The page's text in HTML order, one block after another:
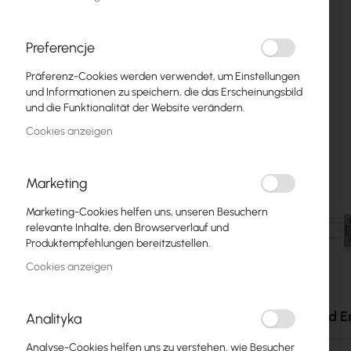
Switch
Zugangspunkte
Koaxialkabel
Power Supply
GPON
LAN-Kabel
LAN-Router
der
Zubehör und
Preferencje
Präferenz-Cookies werden verwendet, um Einstellungen
und Informationen zu speichern, die das Erscheinungsbild
und die Funktionalität der Website verändern.
Cookies anzeigen
Marketing
Marketing-Cookies helfen uns, unseren Besuchern
relevante Inhalte, den Browserverlauf und
Produktempfehlungen bereitzustellen.
Cookies anzeigen
Analityka
Analyse-Cookies helfen uns zu verstehen, wie Besucher